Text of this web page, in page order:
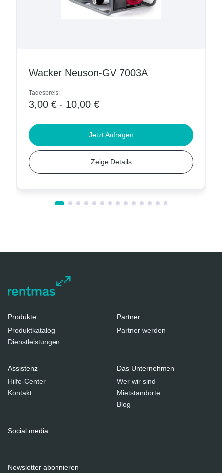
Wacker Neuson-GV 7003A
Tagespreis:
3,00 € - 10,00 €
Zeige Details
Jetzt Anfragen
Produkte
Produktkatalog
Dienstleistungen
Partner
Partner werden
Assistenz
Hilfe-Center
Kontakt
Das Unternehmen
Wer wir sind
Mietstandorte
Blog
Social media
Newsletter abonnieren